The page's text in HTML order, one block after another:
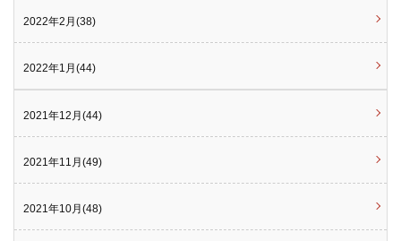
2022年2月(38)
2022年1月(44)
2021年12月(44)
2021年11月(49)
2021年10月(48)